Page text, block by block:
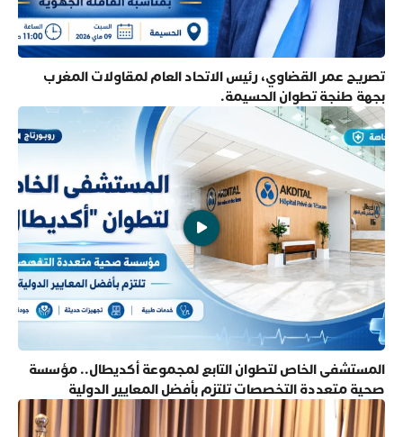
تصريح عمر القضاوي، رئيس الاتحاد العام لمقاولات المغرب
بجهة طنجة تطوان الحسيمة.
المستشفى الخاص لتطوان التابع لمجموعة أكديطال.. مؤسسة
صحية متعددة التخصصات تلتزم بأفضل المعايير الدولية